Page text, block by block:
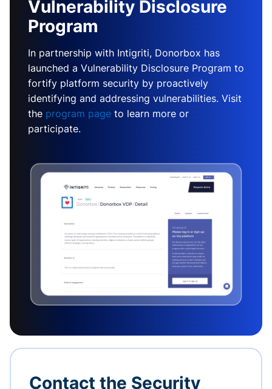
Vulnerability Disclosure
Program
In partnership with Intigriti, Donorbox has
launched a Vulnerability Disclosure Program to
fortify platform security by proactively
identifying and addressing vulnerabilities. Visit
the program page to learn more or
participate.
Contact the Security